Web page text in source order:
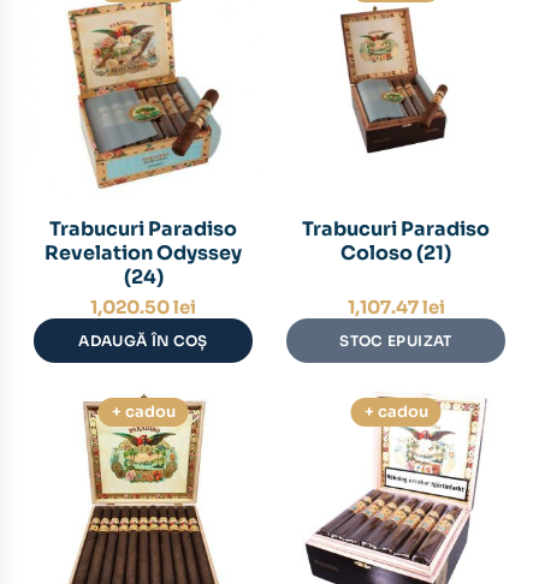
Trabucuri Paradiso
Revelation Odyssey
(24)
1,020.50lei
ADAUGĂ ÎN COȘ
Trabucuri Paradiso
Coloso (21)
1,107.47lei
STOC EPUIZAT
+ cadou + cadou